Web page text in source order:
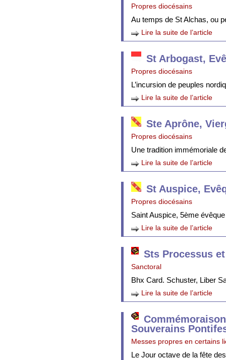
Propres diocésains
Au temps de St Alchas, ou
Lire la suite de l’article
St Arbogast,
Propres diocésains
L’incursion de peuples
Lire la suite de l’article
Ste Aprône,
Propres diocésains
Une tradition immémoriale
Lire la suite de l’article
St Auspice,
Propres diocésains
Saint Auspice, 5ème
Lire la suite de l’article
Sts Processus
Sanctoral
Bhx Card. Schuster, Liber
Lire la suite de l’article
Souverains
Messes propres en certains
Le Jour octave de la fête